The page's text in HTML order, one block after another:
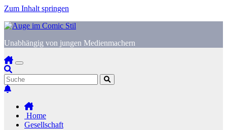
Zum Inhalt springen
Unabhängig von jungen Medienmachern
Home
Gesellschaft